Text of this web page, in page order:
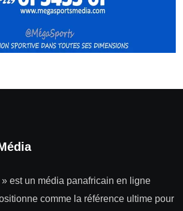
est un média panafricain en ligne
comme la référence ultime pour